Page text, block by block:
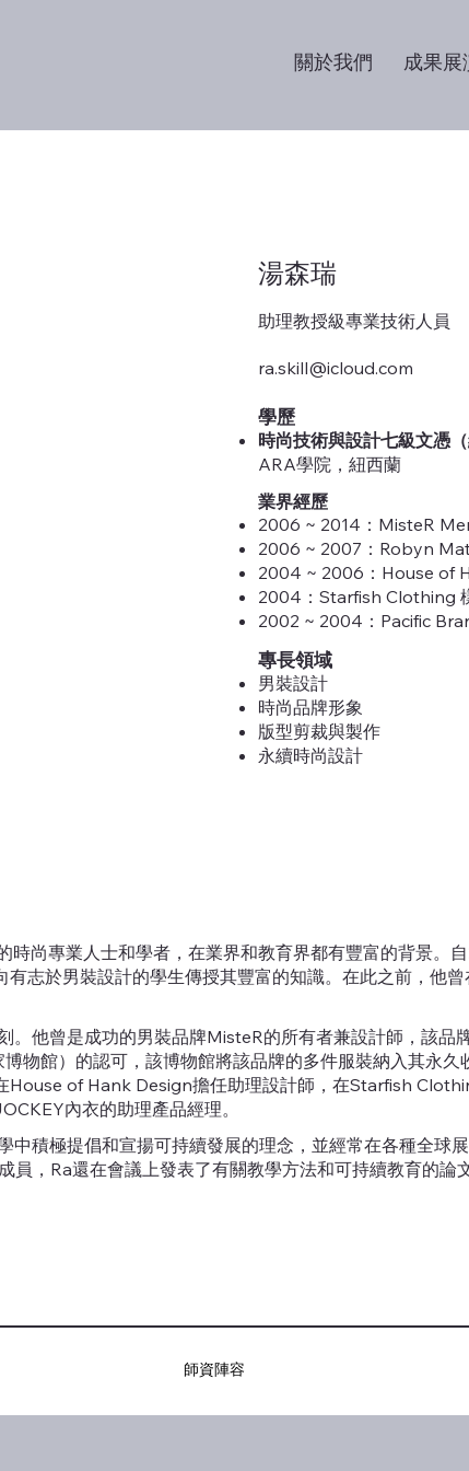
關於我們 成果展
湯森瑞
助理教授級專業技術人員
ra.skill@icloud.com
學歷
時尚技術與設計七級文憑
ARA學院，紐西蘭
業界經歷
2006 ~ 2014：MisteR
2006 ~ 2007：Robyn
2004 ~ 2006：House of
2004：Starfish Clothing
2002 ~ 2004：Pacific
專長領域
男裝設計
時尚品牌形象
版型剪裁與製作
永續時尚設計
時尚專業人士和學者，在業界和教育界都有豐富的背景。
有志於男裝設計的學生傳授其豐富的知識。在此之前，他
。他曾是成功的男裝品牌MisteR的所有者兼設計師，該品
物館）的認可，該博物館將該品牌的多件服裝納入其永
House of Hank Design擔任助理設計師，在Starfish
內衣的助理產品經理。
中積極提倡和宣揚可持續發展的理念，並經常在各種全球
員，Ra還在會議上發表了有關教學方法和可持續教育的論文
師資陣容